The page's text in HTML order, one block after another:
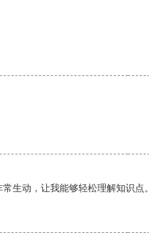
生动，让我能够轻松理解知识点。